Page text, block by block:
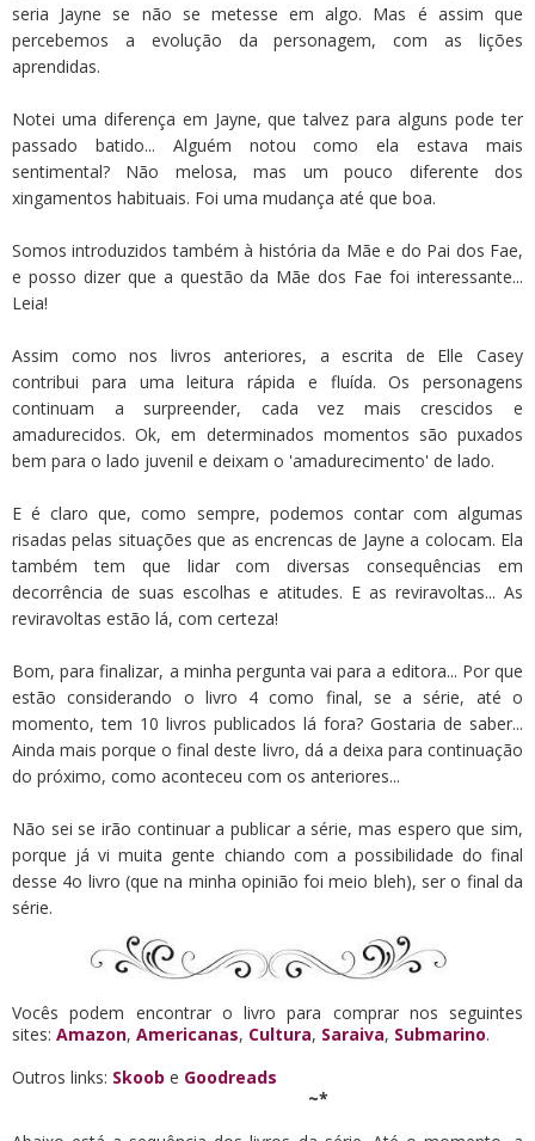
seria Jayne se não se metesse em algo. Mas é assim que
percebemos a evolução da personagem, com as lições
aprendidas.
Notei uma diferença em Jayne, que talvez para alguns pode ter
passado batido... Alguém notou como ela estava mais
sentimental? Não melosa, mas um pouco diferente dos
xingamentos habituais. Foi uma mudança até que boa.
Somos introduzidos também à história da Mãe e do Pai dos Fae,
e posso dizer que a questão da Mãe dos Fae foi interessante...
Leia!
Assim como nos livros anteriores, a escrita de Elle Casey
contribui para uma leitura rápida e fluída. Os personagens
continuam a surpreender, cada vez mais crescidos e
amadurecidos. Ok, em determinados momentos são puxados
bem para o lado juvenil e deixam o 'amadurecimento' de lado.
E é claro que, como sempre, podemos contar com algumas
risadas pelas situações que as encrencas de Jayne a colocam. Ela
também tem que lidar com diversas consequências em
decorrência de suas escolhas e atitudes. E as reviravoltas... As
reviravoltas estão lá, com certeza!
Bom, para finalizar, a minha pergunta vai para a editora... Por que
estão considerando o livro 4 como final, se a série, até o
momento, tem 10 livros publicados lá fora? Gostaria de saber...
Ainda mais porque o final deste livro, dá a deixa para continuação
do próximo, como aconteceu com os anteriores...
Não sei se irão continuar a publicar a série, mas espero que sim,
porque já vi muita gente chiando com a possibilidade do final
desse 4o livro (que na minha opinião foi meio bleh), ser o final da
série.
Vocês podem encontrar o livro para comprar nos seguintes
sites: Amazon, Americanas, Cultura, Saraiva, Submarino.
Outros links: Skoob e Goodreads
~*